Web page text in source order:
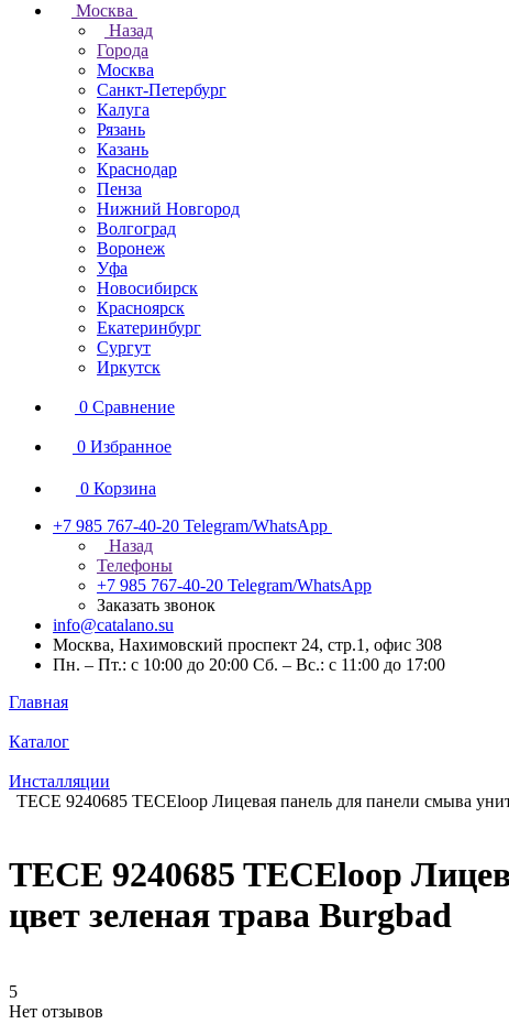
Москва
Назад
Города
Москва
Санкт-Петербург
Калуга
Рязань
Казань
Краснодар
Пенза
Нижний Новгород
Волгоград
Воронеж
Уфа
Новосибирск
Красноярск
Екатеринбург
Сургут
Иркутск
0 Сравнение
0 Избранное
0 Корзина
+7 985 767-40-20 Telegram/WhatsApp
Назад
Телефоны
+7 985 767-40-20 Telegram/WhatsApp
Заказать звонок
info@catalano.su
Москва, Нахимовский проспект 24, стр.1, офис 308
Пн. – Пт.: с 10:00 до 20:00 Сб. – Вс.: с 11:00 до 17:00
Главная
Каталог
Инсталляции
TECE 9240685 TECEloop Лицевая панель для панели смыва
TECE 9240685 TECEloop
цвет зеленая трава Burgbad
5
Нет отзывов